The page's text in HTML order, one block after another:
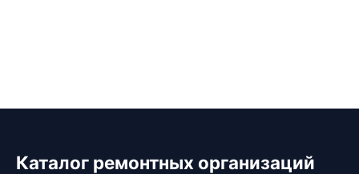
Каталог ремонтных организаций